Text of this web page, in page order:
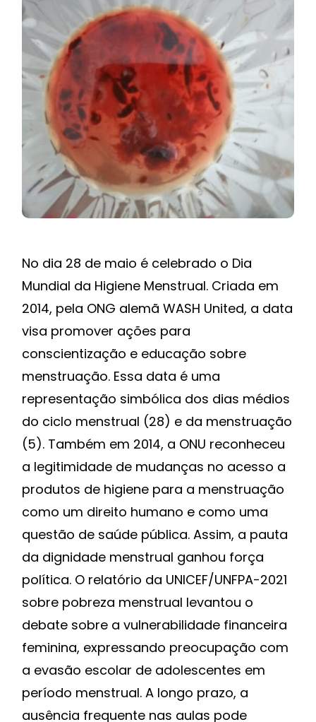
No dia 28 de maio é celebrado o Dia
Mundial da Higiene Menstrual. Criada em
2014, pela ONG alemã WASH United, a data
visa promover ações para
conscientização e educação sobre
menstruação. Essa data é uma
representação simbólica dos dias médios
do ciclo menstrual (28) e da menstruação
(5). Também em 2014, a ONU reconheceu
a legitimidade de mudanças no acesso a
produtos de higiene para a menstruação
como um direito humano e como uma
questão de saúde pública. Assim, a pauta
da dignidade menstrual ganhou força
política. O relatório da UNICEF/UNFPA-2021
sobre pobreza menstrual levantou o
debate sobre a vulnerabilidade financeira
feminina, expressando preocupação com
a evasão escolar de adolescentes em
período menstrual. A longo prazo, a
ausência frequente nas aulas pode